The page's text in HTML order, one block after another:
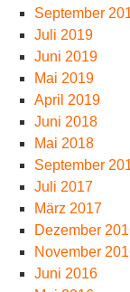
September
Juli 2019
Juni 2019
Mai 2019
April 2019
Juni 2018
Mai 2018
September
Juli 2017
März 2017
Dezember
November
Juni 2016